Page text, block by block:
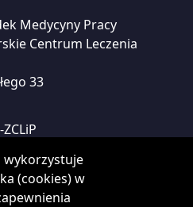
Medycyny Pracy
Centrum Leczenia
33
wykorzystuje
(cookies) w